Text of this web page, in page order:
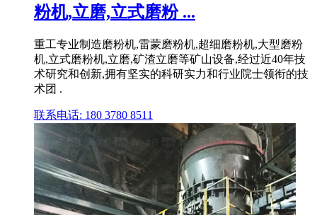
粉机,立磨,立式磨粉 ...
重工专业制造磨粉机,雷蒙磨粉机,超细磨粉机,大型磨粉
机,立式磨粉机,立磨,矿渣立磨等矿山设备,经过近40年技
术研究和创新,拥有坚实的科研实力和行业院士领衔的技
术团 .
联系电话: 180 3780 8511